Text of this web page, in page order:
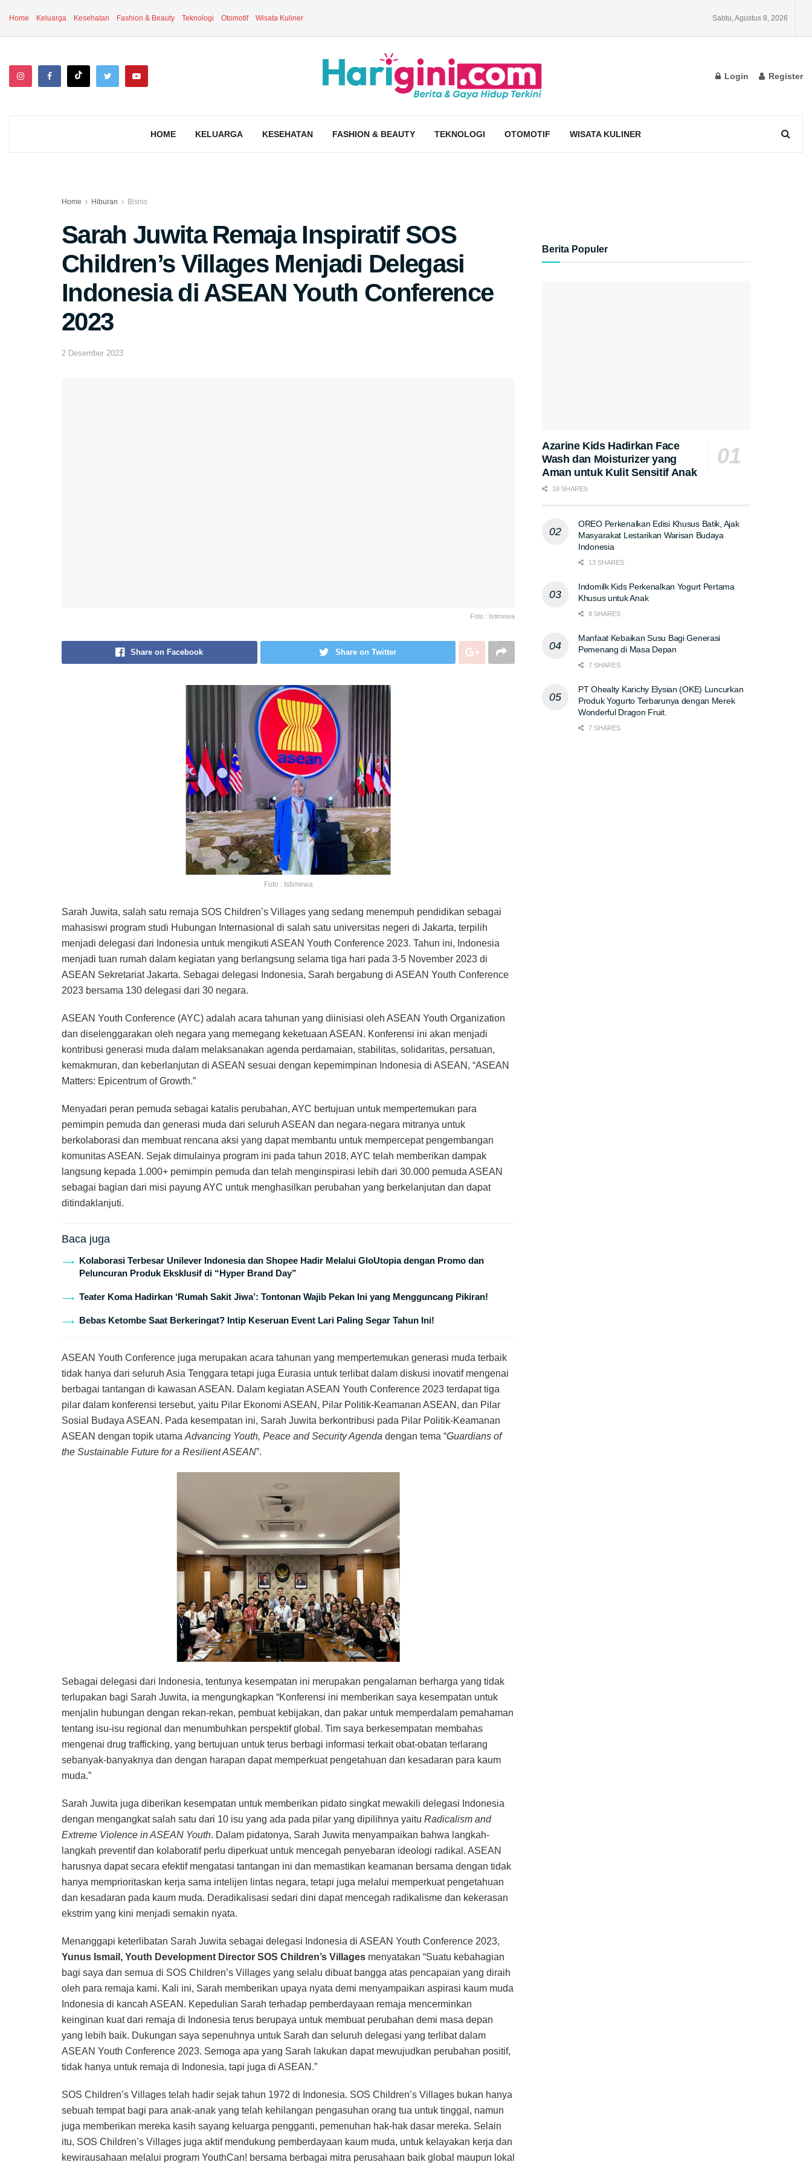
Home Keluarga Kesehatan Fashion & Beauty Teknologi Otomotif Wisata Kuliner Sabtu, Agustus 8, 2026
Login Register
HOME KELUARGA KESEHATAN FASHION & BEAUTY TEKNOLOGI OTOMOTIF WISATA KULINER
Home Hiburan Bisnis
Sarah Juwita Remaja Inspiratif SOS
Children’s Villages Menjadi Delegasi
Indonesia di ASEAN Youth Conference
2023
2 Desember 2023
Foto : Istimewa
Share on Facebook Share on Twitter
Foto : Istimewa
Sarah Juwita, salah satu remaja SOS Children’s Villages yang sedang menempuh pendidikan sebagai
mahasiswi program studi Hubungan Internasional di salah satu universitas negeri di Jakarta, terpilih
menjadi delegasi dari Indonesia untuk mengikuti ASEAN Youth Conference 2023. Tahun ini, Indonesia
menjadi tuan rumah dalam kegiatan yang berlangsung selama tiga hari pada 3-5 November 2023 di
ASEAN Sekretariat Jakarta. Sebagai delegasi Indonesia, Sarah bergabung di ASEAN Youth Conference
2023 bersama 130 delegasi dari 30 negara.
ASEAN Youth Conference (AYC) adalah acara tahunan yang diinisiasi oleh ASEAN Youth Organization
dan diselenggarakan oleh negara yang memegang keketuaan ASEAN. Konferensi ini akan menjadi
kontribusi generasi muda dalam melaksanakan agenda perdamaian, stabilitas, solidaritas, persatuan,
kemakmuran, dan keberlanjutan di ASEAN sesuai dengan kepemimpinan Indonesia di ASEAN, “ASEAN
Matters: Epicentrum of Growth.”
Menyadari peran pemuda sebagai katalis perubahan, AYC bertujuan untuk mempertemukan para
pemimpin pemuda dan generasi muda dari seluruh ASEAN dan negara-negara mitranya untuk
berkolaborasi dan membuat rencana aksi yang dapat membantu untuk mempercepat pengembangan
komunitas ASEAN. Sejak dimulainya program ini pada tahun 2018, AYC telah memberikan dampak
langsung kepada 1.000+ pemimpin pemuda dan telah menginspirasi lebih dari 30.000 pemuda ASEAN
sebagai bagian dari misi payung AYC untuk menghasilkan perubahan yang berkelanjutan dan dapat
ditindaklanjuti.
Baca juga
Kolaborasi Terbesar Unilever Indonesia dan Shopee Hadir Melalui GloUtopia dengan Promo dan
Peluncuran Produk Eksklusif di “Hyper Brand Day”
Teater Koma Hadirkan ‘Rumah Sakit Jiwa’: Tontonan Wajib Pekan Ini yang Mengguncang Pikiran!
Bebas Ketombe Saat Berkeringat? Intip Keseruan Event Lari Paling Segar Tahun Ini!
ASEAN Youth Conference juga merupakan acara tahunan yang mempertemukan generasi muda terbaik
tidak hanya dari seluruh Asia Tenggara tetapi juga Eurasia untuk terlibat dalam diskusi inovatif mengenai
berbagai tantangan di kawasan ASEAN. Dalam kegiatan ASEAN Youth Conference 2023 terdapat tiga
pilar dalam konferensi tersebut, yaitu Pilar Ekonomi ASEAN, Pilar Politik-Keamanan ASEAN, dan Pilar
Sosial Budaya ASEAN. Pada kesempatan ini, Sarah Juwita berkontribusi pada Pilar Politik-Keamanan
ASEAN dengan topik utama Advancing Youth, Peace and Security Agenda dengan tema “Guardians of
the Sustainable Future for a Resilient ASEAN”.
Sebagai delegasi dari Indonesia, tentunya kesempatan ini merupakan pengalaman berharga yang tidak
terlupakan bagi Sarah Juwita, ia mengungkapkan “Konferensi ini memberikan saya kesempatan untuk
menjalin hubungan dengan rekan-rekan, pembuat kebijakan, dan pakar untuk memperdalam pemahaman
tentang isu-isu regional dan menumbuhkan perspektif global. Tim saya berkesempatan membahas
mengenai drug trafficking, yang bertujuan untuk terus berbagi informasi terkait obat-obatan terlarang
sebanyak-banyaknya dan dengan harapan dapat memperkuat pengetahuan dan kesadaran para kaum
muda.”
Sarah Juwita juga diberikan kesempatan untuk memberikan pidato singkat mewakili delegasi Indonesia
dengan mengangkat salah satu dari 10 isu yang ada pada pilar yang dipilihnya yaitu Radicalism and
Extreme Violence in ASEAN Youth. Dalam pidatonya, Sarah Juwita menyampaikan bahwa langkah-
langkah preventif dan kolaboratif perlu diperkuat untuk mencegah penyebaran ideologi radikal. ASEAN
harusnya dapat secara efektif mengatasi tantangan ini dan memastikan keamanan bersama dengan tidak
hanya memprioritaskan kerja sama intelijen lintas negara, tetapi juga melalui memperkuat pengetahuan
dan kesadaran pada kaum muda. Deradikalisasi sedari dini dapat mencegah radikalisme dan kekerasan
ekstrim yang kini menjadi semakin nyata.
Menanggapi keterlibatan Sarah Juwita sebagai delegasi Indonesia di ASEAN Youth Conference 2023,
Yunus Ismail, Youth Development Director SOS Children’s Villages menyatakan “Suatu kebahagian
bagi saya dan semua di SOS Children’s Villages yang selalu dibuat bangga atas pencapaian yang diraih
oleh para remaja kami. Kali ini, Sarah memberikan upaya nyata demi menyampaikan aspirasi kaum muda
Indonesia di kancah ASEAN. Kepedulian Sarah terhadap pemberdayaan remaja mencerminkan
keinginan kuat dari remaja di Indonesia terus berupaya untuk membuat perubahan demi masa depan
yang lebih baik. Dukungan saya sepenuhnya untuk Sarah dan seluruh delegasi yang terlibat dalam
ASEAN Youth Conference 2023. Semoga apa yang Sarah lakukan dapat mewujudkan perubahan positif,
tidak hanya untuk remaja di Indonesia, tapi juga di ASEAN.”
SOS Children’s Villages telah hadir sejak tahun 1972 di Indonesia. SOS Children’s Villages bukan hanya
sebuah tempat bagi para anak-anak yang telah kehilangan pengasuhan orang tua untuk tinggal, namun
juga memberikan mereka kasih sayang keluarga pengganti, pemenuhan hak-hak dasar mereka. Selain
itu, SOS Children’s Villages juga aktif mendukung pemberdayaan kaum muda, untuk kelayakan kerja dan
kewirausahaan melalui program YouthCan! bersama berbagai mitra perusahaan baik global maupun lokal
Berita Populer
Azarine Kids Hadirkan Face
Wash dan Moisturizer yang
Aman untuk Kulit Sensitif Anak
18 SHARES
OREO Perkenalkan Edisi Khusus Batik, Ajak
Masyarakat Lestarikan Warisan Budaya
Indonesia
13 SHARES
Indomilk Kids Perkenalkan Yogurt Pertama
Khusus untuk Anak
8 SHARES
Manfaat Kebaikan Susu Bagi Generasi
Pemenang di Masa Depan
7 SHARES
PT Ohealty Karichy Elysian (OKE) Luncurkan
Produk Yogurto Terbarunya dengan Merek
Wonderful Dragon Fruit.
7 SHARES